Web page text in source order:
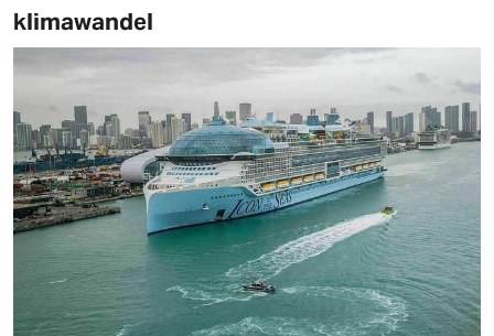
klimawandel